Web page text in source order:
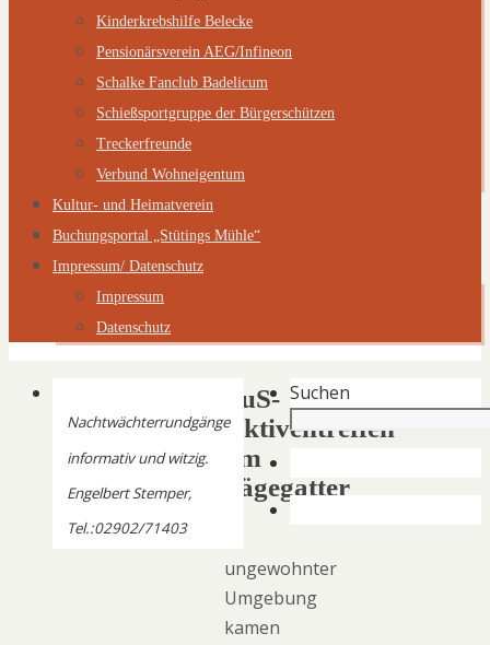
Kinderkrebshilfe Belecke
Pensionärsverein AEG/Infineon
Schalke Fanclub Badelicum
Schießsportgruppe der Bürgerschützen
Treckerfreunde
Verbund Wohneigentum
Kultur- und Heimatverein
Buchungsportal „Stütings Mühle“
Impressum/ Datenschutz
Impressum
Datenschutz
TuS-
Aktiventreffen
am
Sägegatter
ungewohnter
Umgebung
kamen
Nachtwächterrundgänge
informativ und witzig.
Engelbert Stemper,
Tel.:02902/71403
Suchen